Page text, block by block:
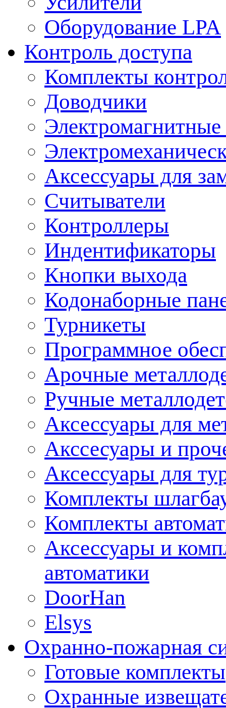
Оборудование LPA
Контроль доступа
Комплекты
Доводчики
Аксессуары для
Считыватели
Контроллеры
Индентификаторы
Кнопки выхода
Кодонаборные
Турникеты
Программное
Арочные
Ручные
Аксессуары для
Акссесуары и
Аксессуары для
Комплекты
Комплекты
Аксессуары и
автоматики
DoorHan
Elsys
Охранно-пожарная
Готовые комплекты
Охранные